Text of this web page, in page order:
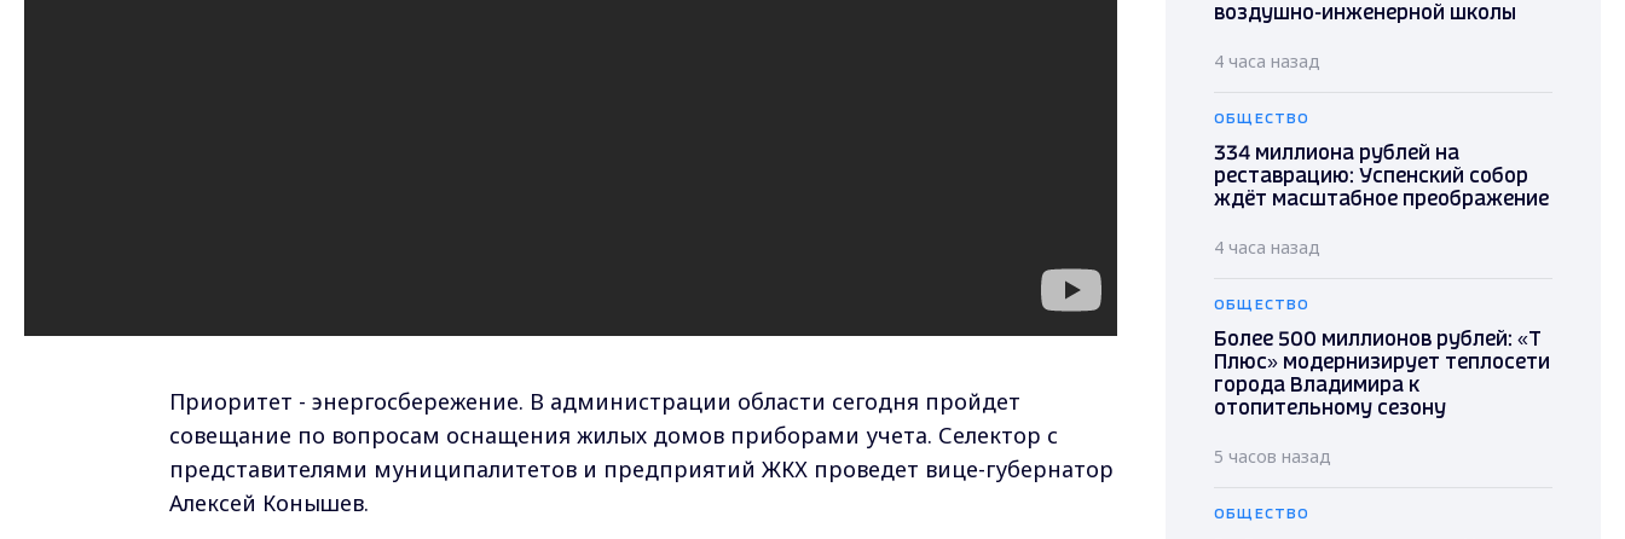
Приоритет - энергосбережение. В администрации области сегодня пройдет
совещание по вопросам оснащения жилых домов приборами учета. Селектор с
представителями муниципалитетов и предприятий ЖКХ проведет вице-губернатор
Алексей Конышев.
воздушно-инженерной школы
4 часа назад
ОБЩЕСТВО
334 миллиона рублей на
реставрацию: Успенский собор
ждёт масштабное преображение
4 часа назад
ОБЩЕСТВО
Более 500 миллионов рублей: «Т
Плюс» модернизирует теплосети
города Владимира к
отопительному сезону
5 часов назад
ОБЩЕСТВО